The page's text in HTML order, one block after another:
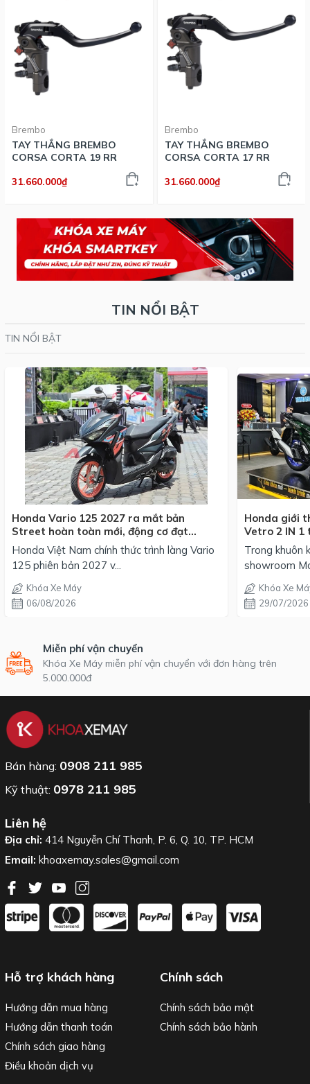
Brembo
TAY THẮNG BREMBO
CORSA CORTA 19 RR
31.660.000₫
Brembo
TAY THẮNG BREMBO
CORSA CORTA 17 RR
31.660.000₫
TIN NỔI BẬT
TIN NỔI BẬT
Honda Vario 125 2027 ra mắt bản
Street hoàn toàn mới, động cơ đạt
chuẩn EURO 4, giá từ 42,69 triệu đồng
Honda Việt Nam chính thức trình làng Vario
125 phiên bản 2027 v...
Khóa Xe Máy
06/08/2026
Honda giới
Vetro 2 IN 1
mỗi phối
Trong khuôn
showroom
Khóa Xe
29/07/2026
Miễn phí vận chuyển
Khóa Xe Máy miễn phí vận chuyển với đơn hàng trên
5.000.000đ
Bán hàng: 0908 211 985
Kỹ thuật: 0978 211 985
Liên hệ
Địa chỉ: 414 Nguyễn Chí Thanh, P. 6, Q. 10, TP. HCM
Email: khoaxemay.sales@gmail.com
Hỗ trợ khách hàng
Hướng dẫn mua hàng
Hướng dẫn thanh toán
Chính sách giao hàng
Điều khoản dịch vụ
Chính sách
Chính sách bảo mật
Chính sách bảo hành